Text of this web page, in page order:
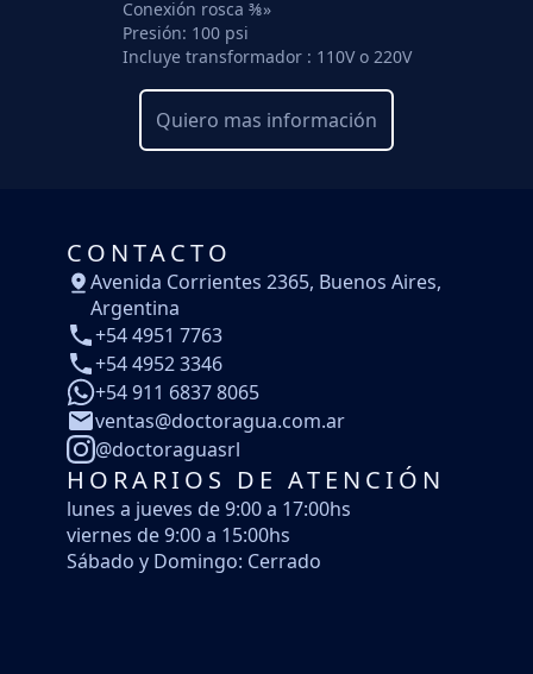
Conexión rosca ⅜»
Presión: 100 psi
Incluye transformador : 110V o 220V
Quiero mas información
CONTACTO
Avenida Corrientes 2365, Buenos Aires,
Argentina
+54 4951 7763
+54 4952 3346
+54 911 6837 8065
ventas@doctoragua.com.ar
@doctoraguasrl
HORARIOS DE ATENCIÓN
lunes a jueves de 9:00 a 17:00hs
viernes de 9:00 a 15:00hs
Sábado y Domingo: Cerrado